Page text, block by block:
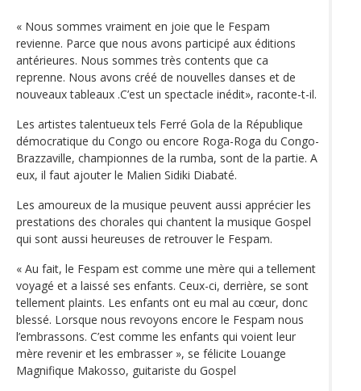
« Nous sommes vraiment en joie que le Fespam
revienne. Parce que nous avons participé aux éditions
antérieures. Nous sommes très contents que ca
reprenne. Nous avons créé de nouvelles danses et de
nouveaux tableaux .C’est un spectacle inédit», raconte-t-il.
Les artistes talentueux tels Ferré Gola de la République
démocratique du Congo ou encore Roga-Roga du Congo-
Brazzaville, championnes de la rumba, sont de la partie. A
eux, il faut ajouter le Malien Sidiki Diabaté.
Les amoureux de la musique peuvent aussi apprécier les
prestations des chorales qui chantent la musique Gospel
qui sont aussi heureuses de retrouver le Fespam.
« Au fait, le Fespam est comme une mère qui a tellement
voyagé et a laissé ses enfants. Ceux-ci, derrière, se sont
tellement plaints. Les enfants ont eu mal au cœur, donc
blessé. Lorsque nous revoyons encore le Fespam nous
l’embrassons. C’est comme les enfants qui voient leur
mère revenir et les embrasser », se félicite Louange
Magnifique Makosso, guitariste du Gospel